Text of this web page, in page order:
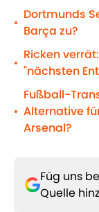
•
Dortmunds
Barça zu?
•
Ricken
"nächsten
•
Fußball-
Alternative
Arsenal?
Füg uns
Quelle